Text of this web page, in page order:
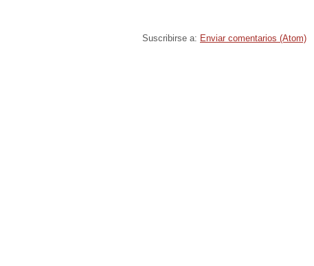
Suscribirse a: Enviar comentarios (Atom)